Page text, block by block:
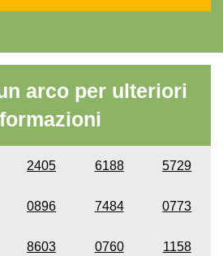
arco per ulteriori
2405 6188 5729
0896 7484 0773
8603 0760 1158